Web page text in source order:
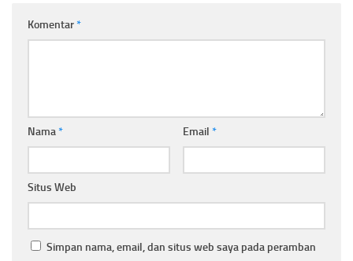
Komentar*
Nama* Email *
Situs Web
Simpan nama, email, dan situs web saya pada peramban